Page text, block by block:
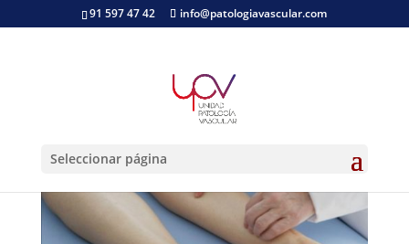
91 597 47 42 info@patologiavascular.com
Seleccionar página